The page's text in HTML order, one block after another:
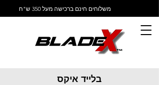
משלוחים חינם ברכישה מעל 350 ש"ח
בלייד איקס